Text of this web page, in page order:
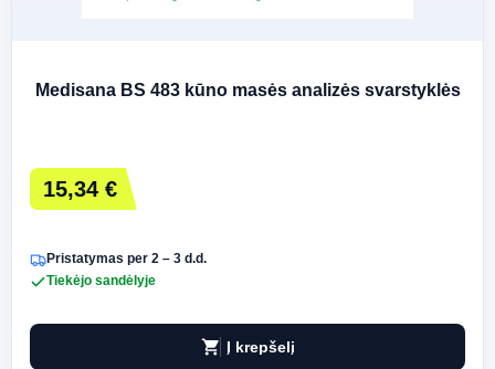
Medisana BS 483 kūno masės analizės svarstyklės
15,34 €
Pristatymas per 2 – 3 d.d.
Tiekėjo sandėlyje
shopping_cart Į krepšelį